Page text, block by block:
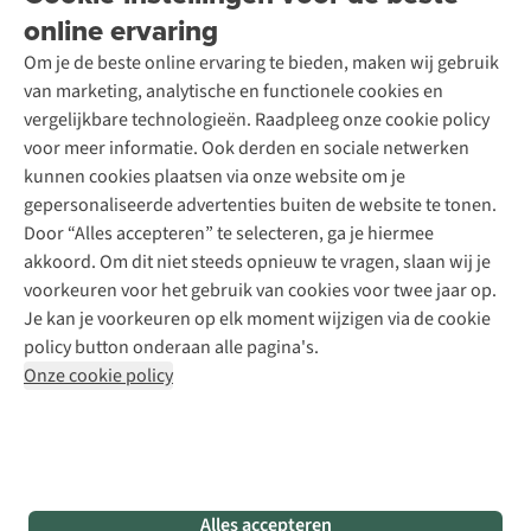
online ervaring
Om je de beste online ervaring te bieden, maken wij gebruik
van marketing, analytische en functionele cookies en
vergelijkbare technologieën. Raadpleeg onze cookie policy
voor meer informatie. Ook derden en sociale netwerken
kunnen cookies plaatsen via onze website om je
gepersonaliseerde advertenties buiten de website te tonen.
Door “Alles accepteren” te selecteren, ga je hiermee
akkoord. Om dit niet steeds opnieuw te vragen, slaan wij je
voorkeuren voor het gebruik van cookies voor twee jaar op.
Je kan je voorkeuren op elk moment wijzigen via de cookie
policy button onderaan alle pagina's.
Onze cookie policy
Alles accepteren
Contact
Over A.S.Adventure
Toegankelijkheidsverklaring
Wasservice
Schoenonderhoud
Schoenherstelling
Kledingherstelling
Retouches
Voor bedrijven
Podcast
Explore Academy
Explore Camp
Gear Check
Inspiratie & advies
Meld je aan voor de nieuwsbrief
Follow us
Disclaimer Privacy Policy
Algemene voorwaarden
Cookie Policy